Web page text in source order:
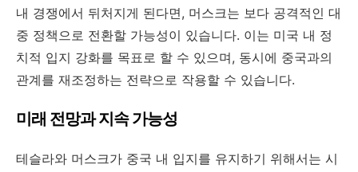
내 경쟁에서 뒤처지게 된다면, 머스크는 보다 공격적인 대
중 정책으로 전환할 가능성이 있습니다. 이는 미국 내 정
치적 입지 강화를 목표로 할 수 있으며, 동시에 중국과의
관계를 재조정하는 전략으로 작용할 수 있습니다.
미래 전망과 지속 가능성
테슬라와 머스크가 중국 내 입지를 유지하기 위해서는 시